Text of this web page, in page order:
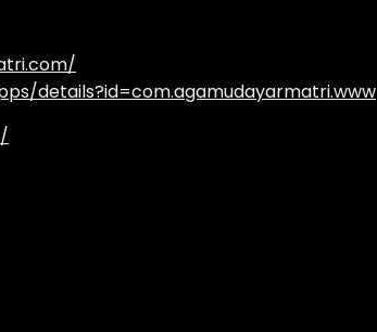
details?id=com.agamudayarmatri.www